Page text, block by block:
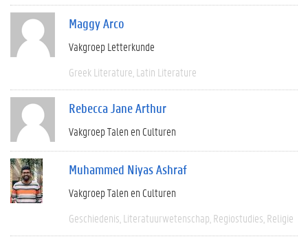
Maggy Arco
Vakgroep Letterkunde
Greek Literature Latin Literature
Rebecca Jane Arthur
Vakgroep Talen en Culturen
Muhammed Niyas Ashraf
Vakgroep Talen en Culturen
Geschiedenis Literatuurwetenschap Regiostudies Religie